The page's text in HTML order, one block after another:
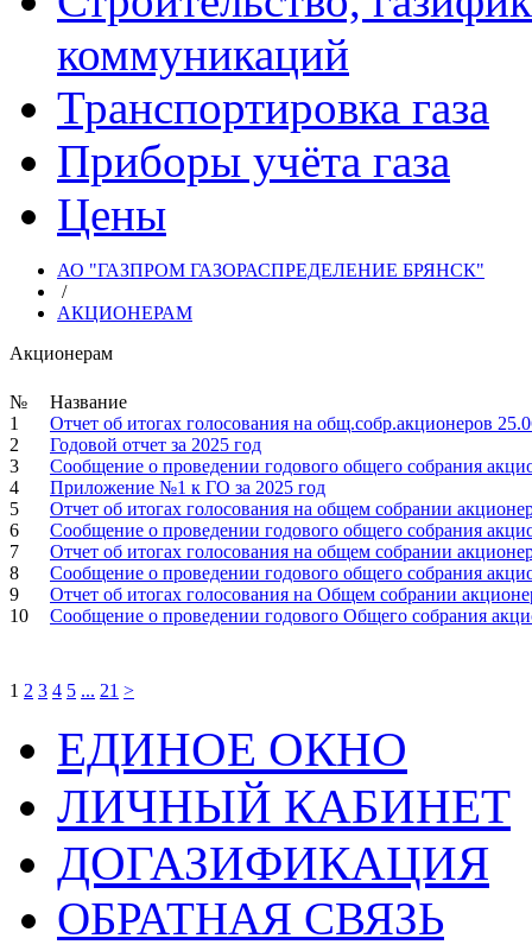
коммуникаций
Транспортировка газа
Приборы учёта газа
Цены
АО "ГАЗПРОМ ГАЗОРАСПРЕДЕЛЕНИЕ БРЯНСК"
/
АКЦИОНЕРАМ
Акционерам
№
Название
1
Отчет об итогах голосования на общ.собр.акционеров
2
Годовой отчет за 2025 год
3
Сообщение о проведении годового общего собрания
4
Приложение №1 к ГО за 2025 год
5
Отчет об итогах голосования на общем собрании
6
Сообщение о проведении годового общего собрания
7
Отчет об итогах голосования на общем собрании
8
Сообщение о проведении годового общего собрания
9
Отчет об итогах голосования на Общем собрании
10
Сообщение о проведении годового Общего собрания
1 2 3 4 5 ... 21 >
ЕДИНОЕ ОКНО
ЛИЧНЫЙ КАБИНЕТ
ДОГАЗИФИКАЦИЯ
ОБРАТНАЯ СВЯЗЬ